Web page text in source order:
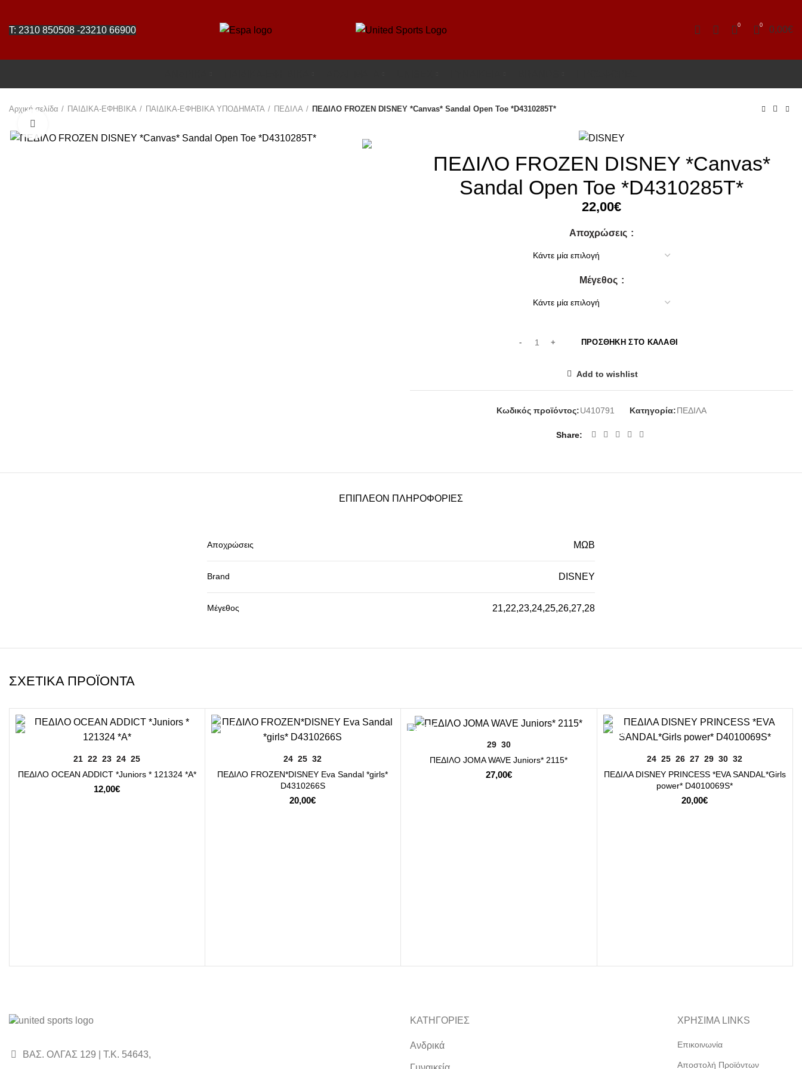
T: 2310 850508 -23210 66900 0 0 0,00€
Αρχική σελίδα ΠΑΙΔΙΚΑ-ΕΦΗΒΙΚΑ ΠΑΙΔΙΚΑ-ΕΦΗΒΙΚΑ ΥΠΟΔΗΜΑΤΑ ΠΕΔΙΛΑ
ΠΕΔΙΛΟ FROZEN DISNEY *Canvas* Sandal Open Toe *D4310285T*
ΠΕΔΙΛΟ FROZEN DISNEY *Canvas*
Sandal Open Toe *D4310285T*
22,00€
Αποχρώσεις
Μέγεθος
ΠΡΟΣΘΉΚΗ ΣΤΟ ΚΑΛΆΘΙ
Add to wishlist
Κωδικός προϊόντος:U410791 Κατηγορία:ΠΕΔΙΛΑ
Share
ΕΠΙΠΛΈΟΝ ΠΛΗΡΟΦΟΡΊΕΣ
Αποχρώσεις ΜΩΒ
Brand DISNEY
Μέγεθος 21,22,23,24,25,26,27,28
ΣΧΕΤΙΚΆ ΠΡΟΪΌΝΤΑ
ΕΠΙΛΟΓΉ
21 22 23 24 25
ΠΕΔΙΛΟ OCEAN ADDICT *Juniors * 121324 *A*
12,00€
ΕΠΙΛΟΓΉ
24 25 32
ΠΕΔΙΛΟ FROZEN*DISNEY Eva Sandal *girls*
D4310266S
20,00€
ΕΠΙΛΟΓΉ
29 30
ΠΕΔΙΛΟ JOMA WAVE Juniors* 2115*
27,00€
ΕΠΙΛΟΓΉ
24 25 26 27 29 30 32
ΠΕΔΙΛΑ DISNEY PRINCESS *EVA SANDAL*Girls
power* D4010069S*
20,00€
ΒΑΣ. ΟΛΓΑΣ 129 | Τ.Κ. 54643,
ΚΑΤΗΓΟΡΙΕΣ
Ανδρικά
ΧΡΗΣΙΜΑ LINKS
Επικοινωνία
Αποστολή Προϊόντων